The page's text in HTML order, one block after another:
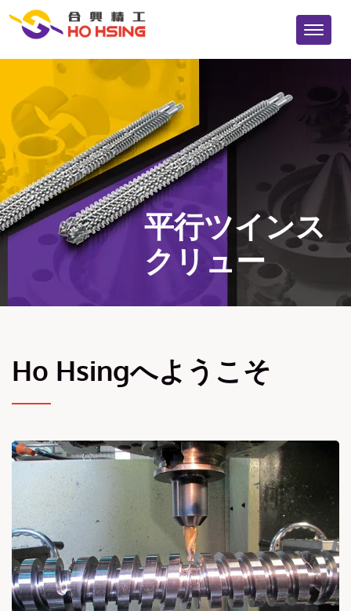
平行ツインス
クリュー
Ho Hsingへようこそ